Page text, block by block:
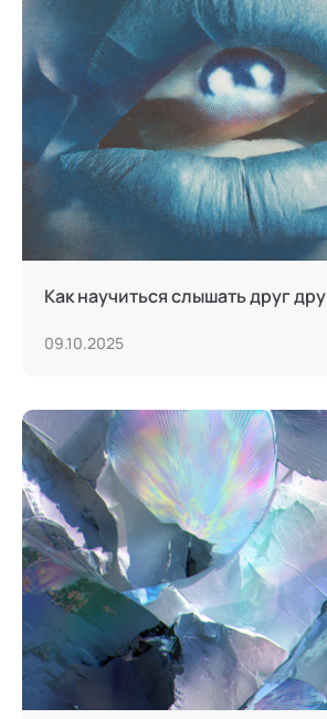
Как научиться слышать друг
09.10.2025